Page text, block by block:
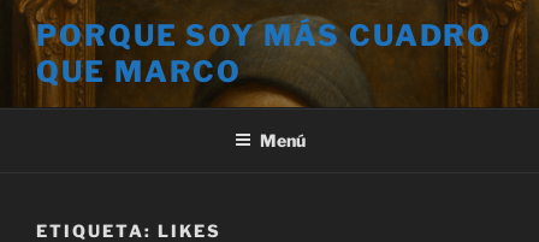
Saltar
contenido
PORQUE SOY MÁS CUADRO
QUE MARCO
Menú
ETIQUETA: LIKES